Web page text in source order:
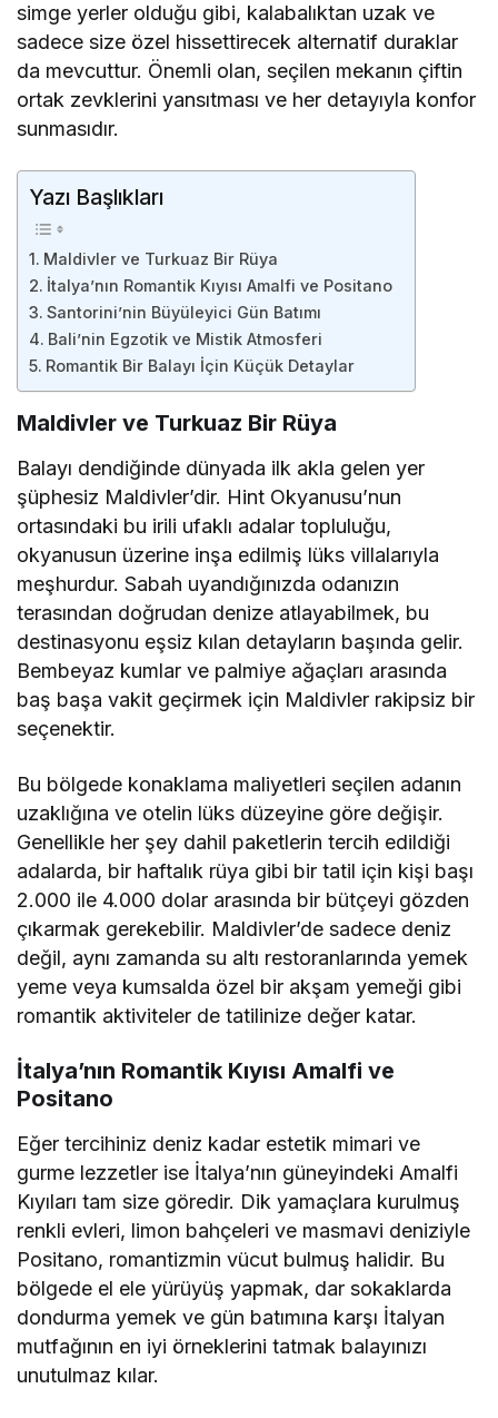
simge yerler olduğu gibi, kalabalıktan uzak ve
sadece size özel hissettirecek alternatif duraklar
da mevcuttur. Önemli olan, seçilen mekanın çiftin
ortak zevklerini yansıtması ve her detayıyla konfor
sunmasıdır.
Yazı Başlıkları
Maldivler ve Turkuaz Bir Rüya
İtalya’nın Romantik Kıyısı Amalfi ve Positano
Santorini’nin Büyüleyici Gün Batımı
Bali’nin Egzotik ve Mistik Atmosferi
Romantik Bir Balayı İçin Küçük Detaylar
Maldivler ve Turkuaz Bir Rüya
Balayı dendiğinde dünyada ilk akla gelen yer
şüphesiz Maldivler’dir. Hint Okyanusu’nun
ortasındaki bu irili ufaklı adalar topluluğu,
okyanusun üzerine inşa edilmiş lüks villalarıyla
meşhurdur. Sabah uyandığınızda odanızın
terasından doğrudan denize atlayabilmek, bu
destinasyonu eşsiz kılan detayların başında gelir.
Bembeyaz kumlar ve palmiye ağaçları arasında
baş başa vakit geçirmek için Maldivler rakipsiz bir
seçenektir.
Bu bölgede konaklama maliyetleri seçilen adanın
uzaklığına ve otelin lüks düzeyine göre değişir.
Genellikle her şey dahil paketlerin tercih edildiği
adalarda, bir haftalık rüya gibi bir tatil için kişi başı
2.000 ile 4.000 dolar arasında bir bütçeyi gözden
çıkarmak gerekebilir. Maldivler’de sadece deniz
değil, aynı zamanda su altı restoranlarında yemek
yeme veya kumsalda özel bir akşam yemeği gibi
romantik aktiviteler de tatilinize değer katar.
İtalya’nın Romantik Kıyısı Amalfi ve
Positano
Eğer tercihiniz deniz kadar estetik mimari ve
gurme lezzetler ise İtalya’nın güneyindeki Amalfi
Kıyıları tam size göredir. Dik yamaçlara kurulmuş
renkli evleri, limon bahçeleri ve masmavi deniziyle
Positano, romantizmin vücut bulmuş halidir. Bu
bölgede el ele yürüyüş yapmak, dar sokaklarda
dondurma yemek ve gün batımına karşı İtalyan
mutfağının en iyi örneklerini tatmak balayınızı
unutulmaz kılar.